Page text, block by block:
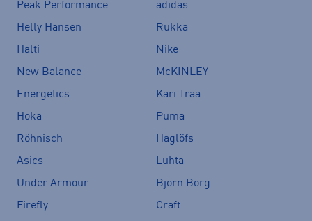
Peak Performance
adidas
Helly Hansen
Rukka
Halti
Nike
New Balance
McKINLEY
Energetics
Kari Traa
Hoka
Puma
Röhnisch
Haglöfs
Asics
Luhta
Under Armour
Björn Borg
Firefly
Craft